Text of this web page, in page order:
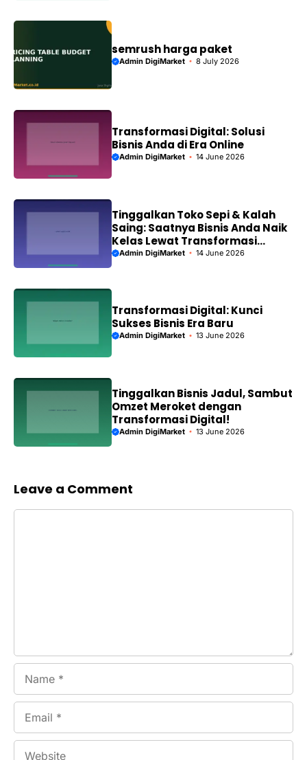
semrush harga paket
Admin DigiMarket 8 July 2026
Transformasi Digital: Solusi
Bisnis Anda di Era Online
Admin DigiMarket 14 June 2026
Tinggalkan Toko Sepi & Kalah
Saing: Saatnya Bisnis Anda Naik
Kelas Lewat Transformasi
Digital!
Admin DigiMarket 14 June 2026
Transformasi Digital: Kunci
Sukses Bisnis Era Baru
Admin DigiMarket 13 June 2026
Tinggalkan Bisnis Jadul, Sambut
Omzet Meroket dengan
Transformasi Digital!
Admin DigiMarket 13 June 2026
Leave a Comment